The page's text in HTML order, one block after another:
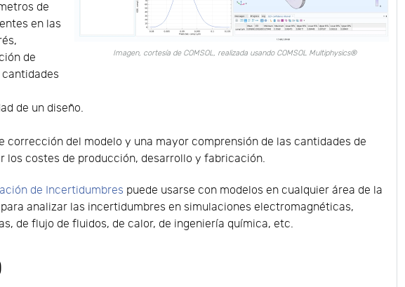
Imagen, cortesía de COMSOL, realizada usando COMSOL Multiphysics®
de
en las
de
de un diseño.
corrección del modelo y una mayor comprensión de las cantidades de
los costes de producción, desarrollo y fabricación.
de Incertidumbres puede usarse con modelos en cualquier área de la
analizar las incertidumbres en simulaciones electromagnéticas,
de flujo de fluidos, de calor, de ingeniería química, etc.